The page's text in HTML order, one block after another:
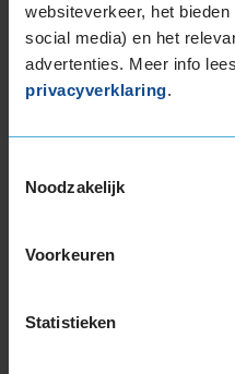
websiteverkeer, het
social media) en het
advertenties. Meer info
privacyverklaring.
Noodzakelijk
Voorkeuren
Statistieken
3
Beschikbare
16-inch banden
195/55R16 87V
195/55R16 91W EXTRALOAD
205/55R16 91H